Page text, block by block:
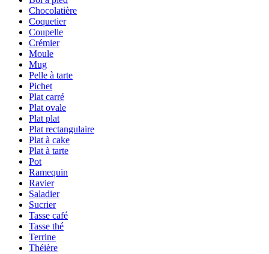
Chocolatière
Coquetier
Coupelle
Crémier
Moule
Mug
Pelle à tarte
Pichet
Plat carré
Plat ovale
Plat plat
Plat rectangulaire
Plat à cake
Plat à tarte
Pot
Ramequin
Ravier
Saladier
Sucrier
Tasse café
Tasse thé
Terrine
Théière